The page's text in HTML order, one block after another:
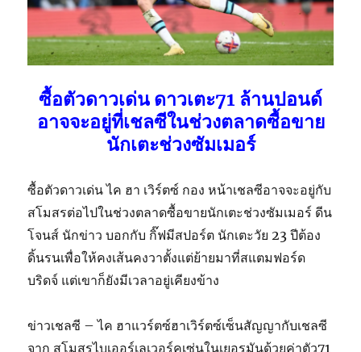
ซื้อตัวดาวเด่น ดาวเตะ71 ล้านปอนด์
อาจจะอยู่ที่เชลซีในช่วงตลาดซื้อขาย
นักเตะช่วงซัมเมอร์
ซื้อตัวดาวเด่น ไค ฮา เวิร์ตซ์ กอง หน้าเชลซีอาจจะอยู่กับ
สโมสรต่อไปในช่วงตลาดซื้อขายนักเตะช่วงซัมเมอร์ ดีน
โจนส์ นักข่าว บอกกับ กิ๊ฟมีสปอร์ต นักเตะวัย 23 ปีต้อง
ดิ้นรนเพื่อให้คงเส้นคงวาตั้งแต่ย้ายมาที่สแตมฟอร์ด
บริดจ์ แต่เขาก็ยังมีเวลาอยู่เคียงข้าง
ข่าวเชลซี – ​​ไค ฮาแวร์ตซ์ฮาเวิร์ตซ์เซ็นสัญญากับเชลซี
จาก สโมสรไบเออร์เลเวอร์คูเซ่นในเยอรมันด้วยค่าตัว71